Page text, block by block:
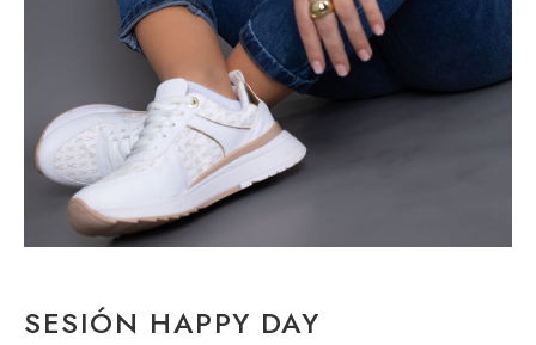
SESIÓN HAPPY DAY